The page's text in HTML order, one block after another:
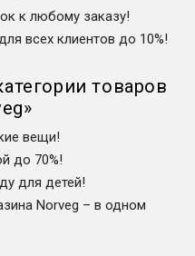
к любому заказу!
всех клиентов до 10%!
товаров
»
вещи!
до 70%!
для детей!
Norveg – в одном